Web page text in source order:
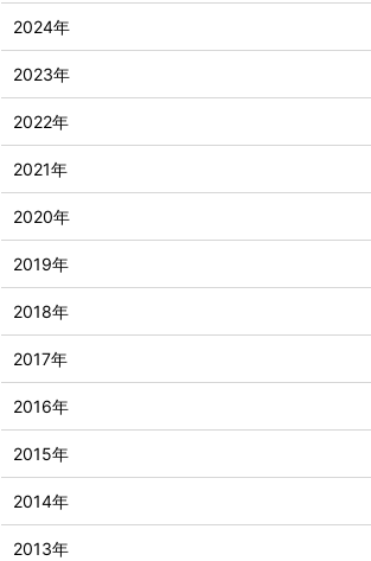
2024年
2023年
2022年
2021年
2020年
2019年
2018年
2017年
2016年
2015年
2014年
2013年